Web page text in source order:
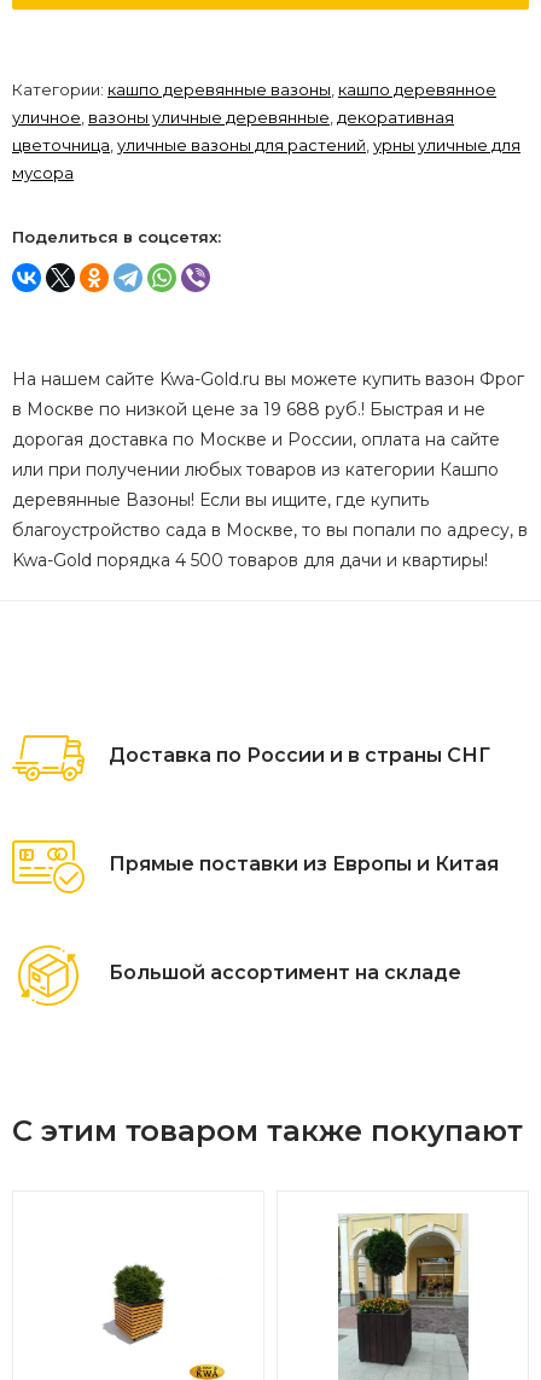
Категории: кашпо деревянные вазоны, кашпо деревянное
уличное, вазоны уличные деревянные,декоративная
цветочница,уличные вазоны для растений,урны уличные для
мусора
Поделиться в соцсетях:
На нашем сайте Kwa-Gold.ru вы можете купить вазон Фрог
в Москве по низкой цене за 19 688 руб.! Быстрая и не
дорогая доставка по Москве и России, оплата на сайте
или при получении любых товаров из категории Кашпо
деревянные Вазоны! Если вы ищите, где купить
благоустройство сада в Москве, то вы попали по адресу, в
Kwa-Gold порядка 4 500 товаров для дачи и квартиры!
Доставка по России и в страны СНГ
Прямые поставки из Европы и Китая
Большой ассортимент на складе
С этим товаром также покупают